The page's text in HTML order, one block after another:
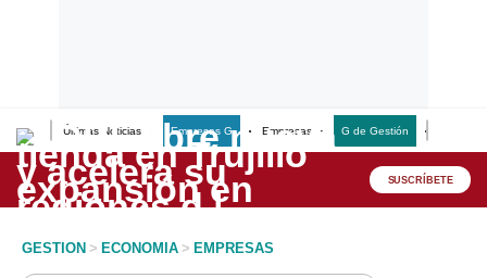
Últimas Noticias Empresas G Empresas G de Gestión
Lo último
Peru Quiosco SUSCRÍBETE
GESTION > ECONOMIA > EMPRESAS